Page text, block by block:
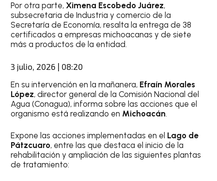
Por otra parte,Ximena Escobedo Juárez,
subsecretaria de Industria y comercio de la
Secretaría de Economía, resalta la entrega de 38
certificados a empresas michoacanas y de siete
más a productos de la entidad.
3 julio, 2026 | 08:20
En su intervención en la mañanera, Efraín Morales
López, director general de la Comisión Nacional del
Agua (Conagua), informa sobre las acciones que el
organismo está realizando en Michoacán.
Expone las acciones implementadas en el Lago de
Pátzcuaro, entre las que destaca el inicio de la
rehabilitación y ampliación de las siguientes plantas
de tratamiento: